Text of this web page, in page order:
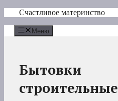
Перейти
содержимому
Счастливое материнство
Меню
Бытовки
строительные